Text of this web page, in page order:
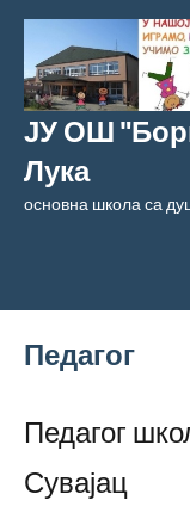
Скочи
садржај
ЈУ ОШ
Лука
основна школа са
Педагог
Педагог
Сувајац